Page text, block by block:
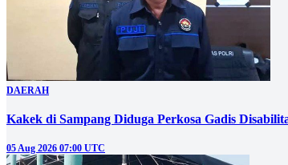
DAERAH
Kakek di Sampang Diduga Perkosa Gadis
05 Aug 2026 07:00 UTC